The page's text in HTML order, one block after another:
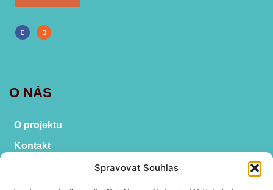
Spravovat Souhlas
O NÁS
O projektu
Kontakt